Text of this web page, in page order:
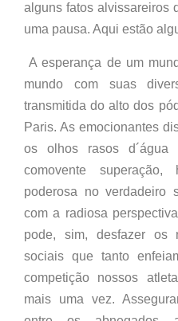
alguns fatos alvissareiros
uma pausa. Aqui estão
A esperança de um
mundo com suas
transmitida do alto dos
Paris. As emocionantes
os olhos rasos d´água
comovente superação,
poderosa no verdadeiro
com a radiosa
pode, sim, desfazer os
sociais que tanto
competição nossos
mais uma vez.